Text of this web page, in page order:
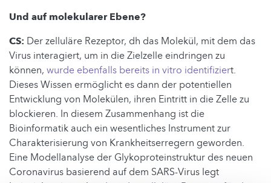
Und auf molekularer Ebene?
CS: Der zelluläre Rezeptor, dh das Molekül, mit dem das
Virus interagiert, um in die Zielzelle eindringen zu
können, wurde ebenfalls bereits in vitro identifiziert.
Dieses Wissen ermöglicht es dann der potentiellen
Entwicklung von Molekülen, ihren Eintritt in die Zelle zu
blockieren. In diesem Zusammenhang ist die
Bioinformatik auch ein wesentliches Instrument zur
Charakterisierung von Krankheitserregern geworden.
Eine Modellanalyse der Glykoproteinstruktur des neuen
Coronavirus basierend auf dem SARS-Virus legt